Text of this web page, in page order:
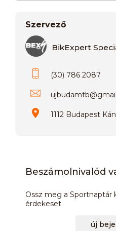
Szervező
BikExpert
(30) 786 2087
ujbudamtb@
1112 Budapest
Beszámolnivalód
Ossz meg a Sportnaptár
érdekeset
új